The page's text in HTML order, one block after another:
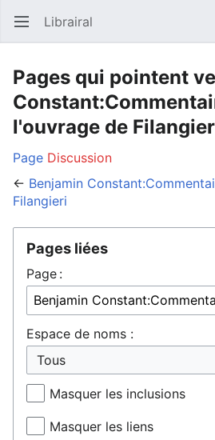
Ouvrir le menu principal Librairal
Pages qui pointent
l'ouvrage de
Page Discussion
← Benjamin
Filangieri
Pages liées
Page :
Espace de noms :
Masquer les inclusions
Masquer les liens